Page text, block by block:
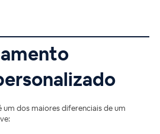
dos maiores diferenciais de um